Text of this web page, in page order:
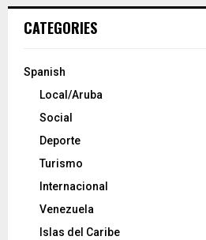
CATEGORIES
Spanish
Local/Aruba
Social
Deporte
Turismo
Internacional
Venezuela
Islas del Caribe